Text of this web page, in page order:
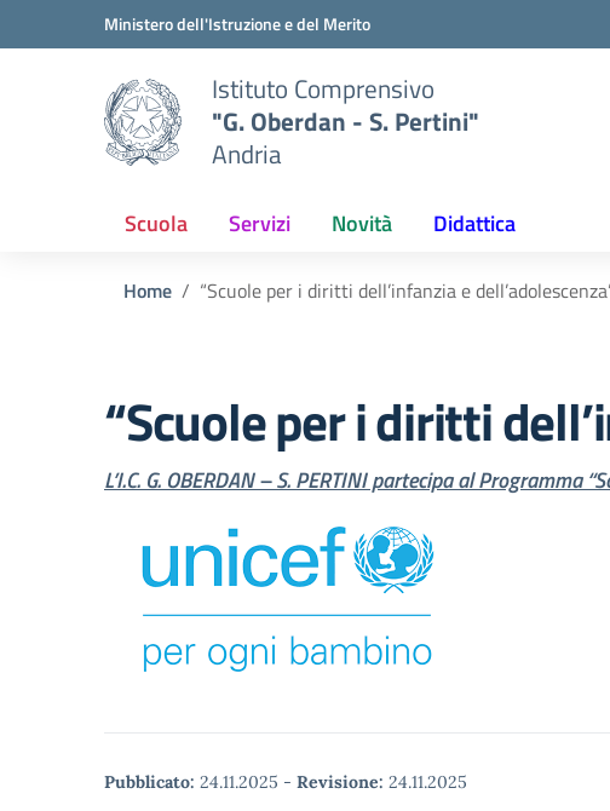
Vai ai contenuti
Vai al menu di navigazioneMinistero dell'Istruzione e del Merito
Istituto Comprensivo
"G. Oberdan - S. Pertini"
Andria
Scuola Servizi Novità Didattica
Home “Scuole per i diritti dell’infanzia e
“Scuole per i diritti
L’I.C. G. OBERDAN – S. PERTINI partecipa al Programma
Pubblicato: 24.11.2025 - Revisione: 24.11.2025